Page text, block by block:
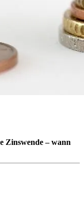
Zinswende – wann